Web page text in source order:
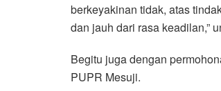
berkeyakinan tidak, atas
dan jauh dari rasa keadilan,”
Begitu juga dengan
PUPR Mesuji.